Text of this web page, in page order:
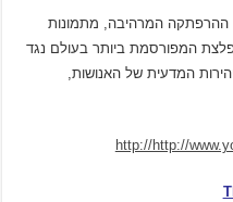
ההרפתקה המרהיבה, מתמונות
המפורסמת ביותר בעולם נגד
המדעית של האנושות,
http://http://